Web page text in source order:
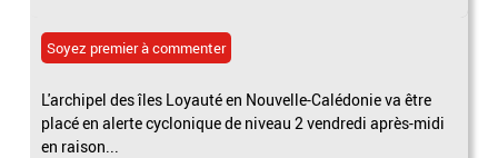
Soyez premier à commenter
L'archipel des îles Loyauté en Nouvelle-Calédonie va être
placé en alerte cyclonique de niveau 2 vendredi après-midi
en raison...